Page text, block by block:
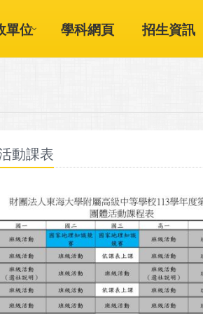
單位 學科網頁 招生資訊
動課表